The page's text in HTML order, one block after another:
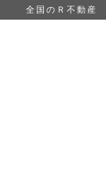
全国のＲ不動産